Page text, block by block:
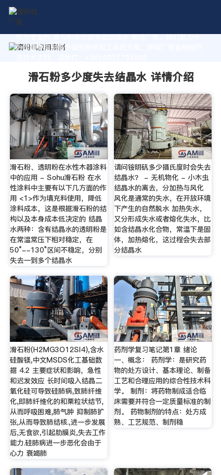
作为专业的 滑石粉多少度失去结晶水 制造厂家，我们致力于
为您量身定制高价值的粉体加工系统方案。获取厂家直销报价
滑石粉多少度失去结晶水 详情介绍
滑石粉、透明粉在水性木器涂料
中的应用 - Sohu滑石粉 在水
性涂料中主要有以下几方面的作
用 <1>作为填充料使用，降低
涂料成本，这是根据滑石粉的结
构以及本身成本低决定的 结晶
水两种：含有结晶水的透明粉是
在常温常压下相对稳定，在
50°--130°区间不稳定，分别
失去一到多个结晶水
请问铵明矾多少摄氏度时会失去
结晶水？ - 无机物化 - 小木虫
结晶水的离去，分加热与风化
风化是通常的失水，在开放环境
下产生的自然脱水 加热失水，
又分形成失水或者熔化失水，比
如含结晶水化合物，常温下是固
体，加热熔化，这过程会失去部
分结晶水
滑石粉(H2MG3O12SI4),含水
硅酸镁,中文MSDS化工基础数
据 4.2 主要症状和影响，急性
和迟发效应 长时间吸入结晶二
氧化硅可导致硅肺病,致肺纤维
化,即肺纤维化的和栗粒状结节,
从而呼吸困难,肺气肿 抑制肺扩
张,从而导致肺结核.,进一步发展
后,无食欲,引起肋膜炎,失去工作
能力.硅肺病进一步恶化会由于
心力 衰竭肺
药剂学复习笔记第1章 绪论
一、概念： 药剂学：是研究药
物的处方设计、基本理论、制备
工艺和合理应用的综合性技术科
学。 制剂：将药物制成适合临
床需要并符合一定质量标准的制
剂。 药物制剂的特点：处方成
熟、工艺规范、制剂稳